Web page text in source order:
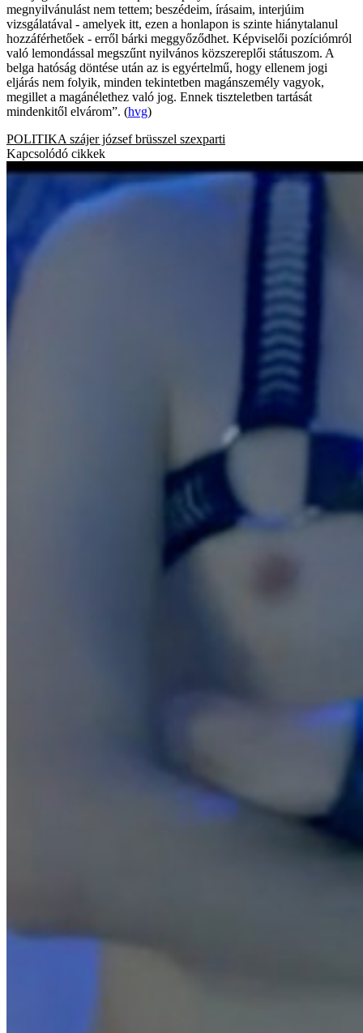
megnyilvánulást nem tettem; beszédeim, írásaim, interjúim
vizsgálatával - amelyek itt, ezen a honlapon is szinte hiánytalanul
hozzáférhetőek - erről bárki meggyőződhet. Képviselői pozíciómról
való lemondással megszűnt nyilvános közszereplői státuszom. A
belga hatóság döntése után az is egyértelmű, hogy ellenem jogi
eljárás nem folyik, minden tekintetben magánszemély vagyok,
megillet a magánélethez való jog. Ennek tiszteletben tartását
mindenkitől elvárom”. (hvg)
POLITIKA szájer józsef brüsszel szexparti
Kapcsolódó cikkek